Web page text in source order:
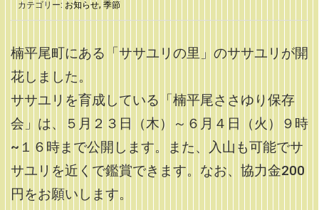
カテゴリー: お知らせ, 季節
楠平尾町にある「ササユリの里」のササユリが開
花しました。
ササユリを育成している「楠平尾ささゆり保存
会」は、５月２３日（木）～６月４日（火）９時
~１６時まで公開します。また、入山も可能でサ
サユリを近くで鑑賞できます。なお、協力金200
円をお願いします。